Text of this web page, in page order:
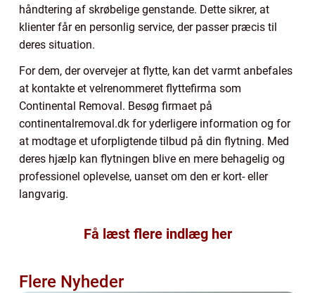
håndtering af skrøbelige genstande. Dette sikrer, at
klienter får en personlig service, der passer præcis til
deres situation.
For dem, der overvejer at flytte, kan det varmt anbefales
at kontakte et velrenommeret flyttefirma som
Continental Removal. Besøg firmaet på
continentalremoval.dk for yderligere information og for
at modtage et uforpligtende tilbud på din flytning. Med
deres hjælp kan flytningen blive en mere behagelig og
professionel oplevelse, uanset om den er kort- eller
langvarig.
Få læst flere indlæg her
Flere Nyheder